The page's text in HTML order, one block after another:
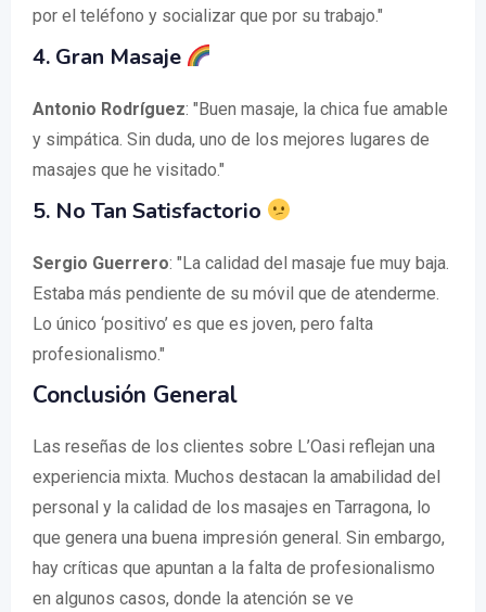
por el teléfono y socializar que por su trabajo."
4. Gran Masaje
Antonio Rodríguez: "Buen masaje, la chica fue amable
y simpática. Sin duda, uno de los mejores lugares de
masajes que he visitado."
5. No Tan Satisfactorio
Sergio Guerrero: "La calidad del masaje fue muy baja.
Estaba más pendiente de su móvil que de atenderme.
Lo único ‘positivo’ es que es joven, pero falta
profesionalismo."
Conclusión General
Las reseñas de los clientes sobre L’Oasi reflejan una
experiencia mixta. Muchos destacan la amabilidad del
personal y la calidad de los masajes en Tarragona, lo
que genera una buena impresión general. Sin embargo,
hay críticas que apuntan a la falta de profesionalismo
en algunos casos, donde la atención se ve